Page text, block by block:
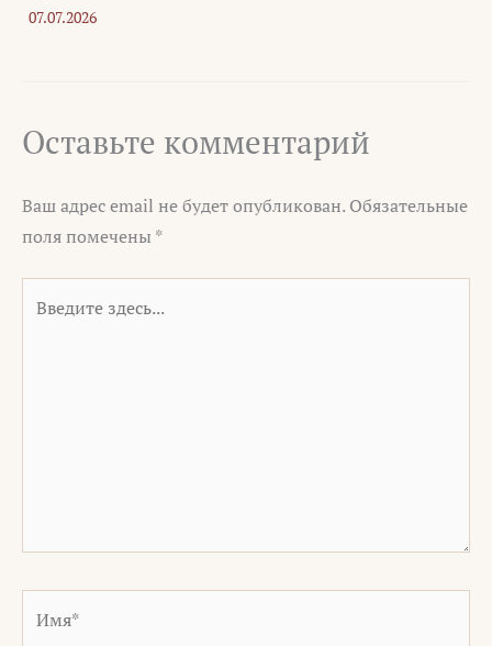
07.07.2026
Оставьте комментарий
Ваш адрес email не будет опубликован. Обязательные
поля помечены *
здесь...